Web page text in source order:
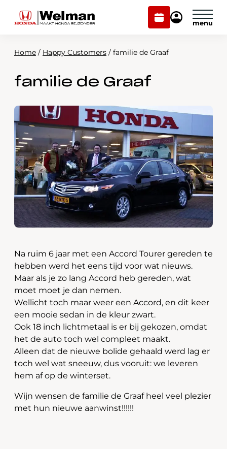
Plan
onderhoud
Mijn
Modellen
Voorraad
Onderhoud en service
Over ons
Webshop
Contact
Plan onderhoud
Mijn Honda Welman
Home / Happy Customers / familie de Graaf
familie de Graaf
Na ruim 6 jaar met een Accord Tourer gereden te
hebben werd het eens tijd voor wat nieuws.
Maar als je zo lang Accord heb gereden, wat
moet moet je dan nemen.
Wellicht toch maar weer een Accord, en dit keer
een mooie sedan in de kleur zwart.
Ook 18 inch lichtmetaal is er bij gekozen, omdat
het de auto toch wel compleet maakt.
Alleen dat de nieuwe bolide gehaald werd lag er
toch wel wat sneeuw, dus vooruit: we leveren
hem af op de winterset.
Wijn wensen de familie de Graaf heel veel plezier
met hun nieuwe aanwinst!!!!!!